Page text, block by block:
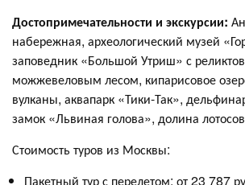
Достопримечательности и экскурсии:
набережная, археологический музей
заповедник «Большой Утриш» с
можжевеловым лесом, кипарисовое
вулканы, аквапарк «Тики-Так»,
замок «Львиная голова», долина
Стоимость туров из Москвы:
Пакетный тур с перелетом: от 23 787